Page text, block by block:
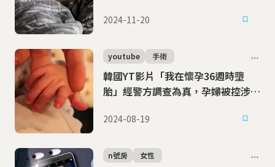
2024-11-20
韓國YT影片「我在懷孕36週時墮
胎」經警方調查為真，孕婦被控涉嫌
youtube 手術
2024-08-19
n號房 女性